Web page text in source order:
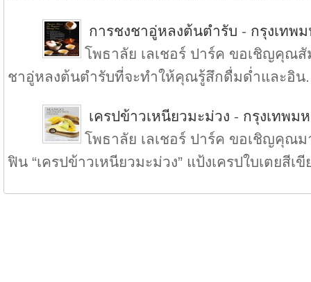
การชงชาอู่หลงต้นตำรับ - กรุงเทพ
โพธาลัย เลเชอร์ ปาร์ค ขอเชิญคุณ
ชาอู่หลงต้นตำรับที่จะทำให้คุณรู้สึกดื่มด่ำและอิน
เครปข้าวเหนียวมะม่วง - กรุงเทพม
โพธาลัย เลเชอร์ ปาร์ค ขอเชิญคุณ
ฟิน “เครปข้าวเหนียวมะม่วง” แป้งเครปใบเตยสีเขี